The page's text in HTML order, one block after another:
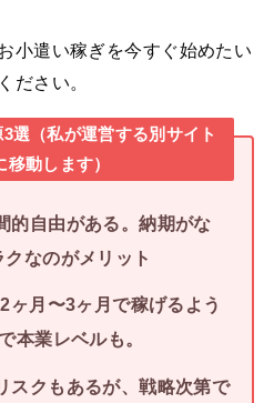
小遣い稼ぎを今すぐ始めたい
ださい。
選（私が運営する別サイト
移動します）
的自由がある。納期がな
なのがメリット
2ヶ月〜3ヶ月で稼げるよう
本業レベルも。
スクもあるが、戦略次第で